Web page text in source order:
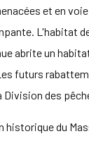
et en
L'habitat
abrite un
futurs
Division des
historique du